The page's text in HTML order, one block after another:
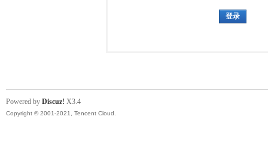
登录
Powered by Discuz! X3.4
Copyright © 2001-2021, Tencent Cloud.